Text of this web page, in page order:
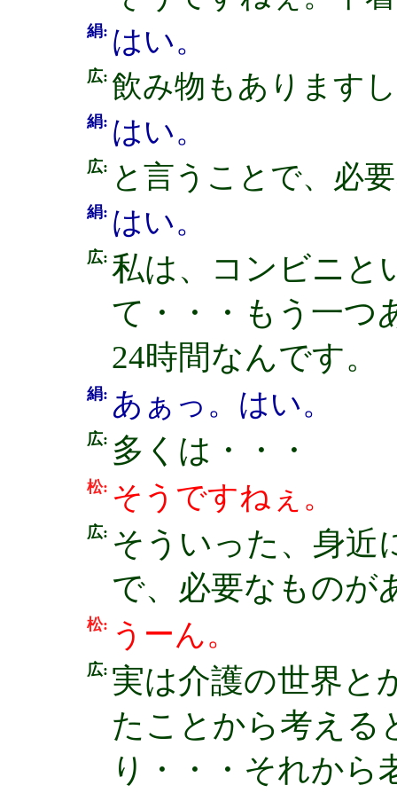
絹: はい。
広: 飲み物もあります
絹: はい。
広: と言うことで、必
絹: はい。
広: 私は、コンビニと
て・・・もう一つ
24時間なんです。
絹: あぁっ。はい。
広: 多くは・・・
松: そうですねぇ。
広: そういった、身近
で、必要なものが
松: うーん。
広: 実は介護の世界と
たことから考える
り・・・それから